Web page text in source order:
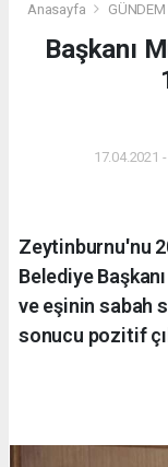
Anasayfa GÜNDEM
Başkanı
17.04.2021
Zeytinburnu'nu
Belediye
ve eşinin sabah
sonucu pozitif